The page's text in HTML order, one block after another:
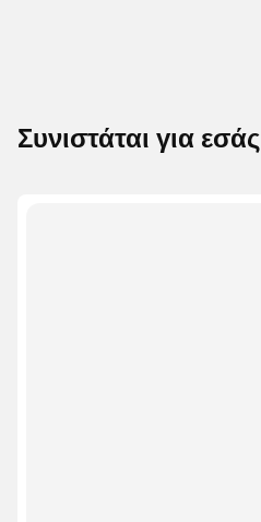
Συνιστάται για εσάς